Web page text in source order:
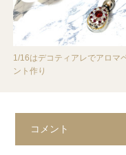
1/16はデコティアレでアロマ
ント作り
コメント